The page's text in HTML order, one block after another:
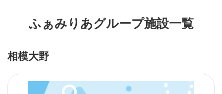
ふぁみりあグループ施設一覧
相模大野